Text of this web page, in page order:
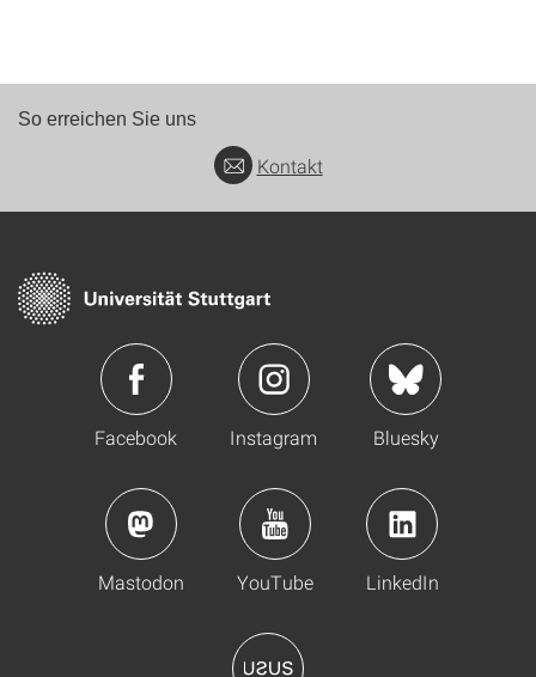
So erreichen Sie uns
Kontakt
Facebook Instagram Bluesky
Mastodon YouTube LinkedIn